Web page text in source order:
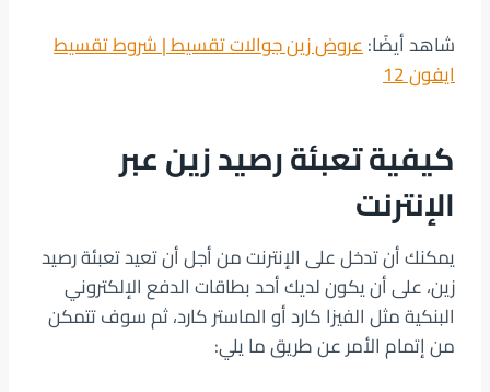
شاهد أيضًا:عروض زين جوالات تقسيط | شروط تقسيط
ايفون 12
كيفية تعبئة رصيد زين عبر
الإنترنت
يمكنك أن تدخل على الإنترنت من أجل أن تعيد تعبئة رصيد
زين، على أن يكون لديك أحد بطاقات الدفع الإلكتروني
البنكية مثل الفيزا كارد أو الماستر كارد، ثم سوف تتمكن
من إتمام الأمر عن طريق ما يلي: